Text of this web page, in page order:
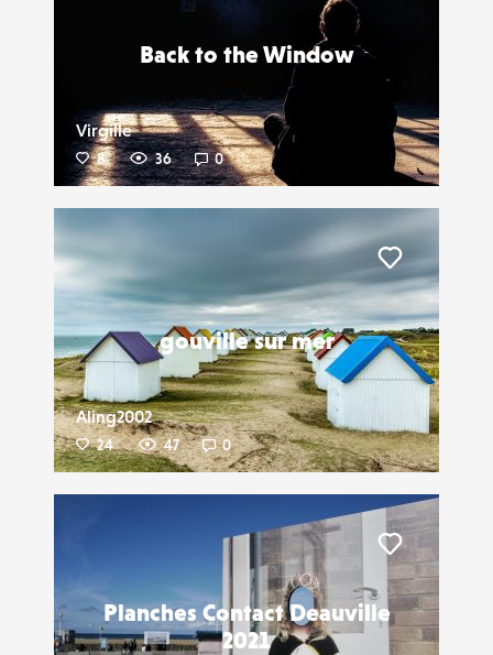
Back to the Window
Virgille
8 36 0
gouville sur mer
Aling2002
24 47 0
Liker
Planches Contact Deauville
2021